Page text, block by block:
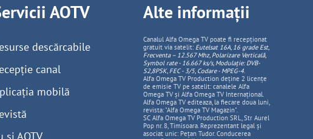
AOTV
descărcabile
canal
mobilă
Alte informații
Canalul Alfa Omega TV poate fi recepționat
gratuit via satelit: Eutelsat 16A, 16 grade Est,
Frecventa – 12.567 Mhz, PolarizareVerticală,
Symbol rate - 16.667 ks/s, Modulație: DVB-
S2,8PSK, FEC - 3/5, Codare - MPEG-4.
Alfa Omega TV Production deține 2 licențe
de emisie TV pe satelit: canalele Alfa
Omega TV și Alfa Omega TV Internațional.
Alfa Omega TV editeaza, la fiecare doua luni,
revista: "Alfa Omega TV Magazin".
SC Alfa Omega TV Production SRL, Str Aurel
Pop nr. 8, Timisoara. Reprezentant legal și
asociat unic: Pețan Tudor. Conducerea